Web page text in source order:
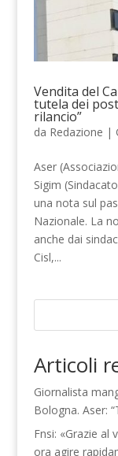
Vendita del
tutela dei
rilancio”
da Redazione |
Aser
Sigim
una nota sul
Nazionale. La
anche dai
Cisl,...
Articoli
Giornalista
Bologna. Aser:
Fnsi: «Grazie al
ora agire